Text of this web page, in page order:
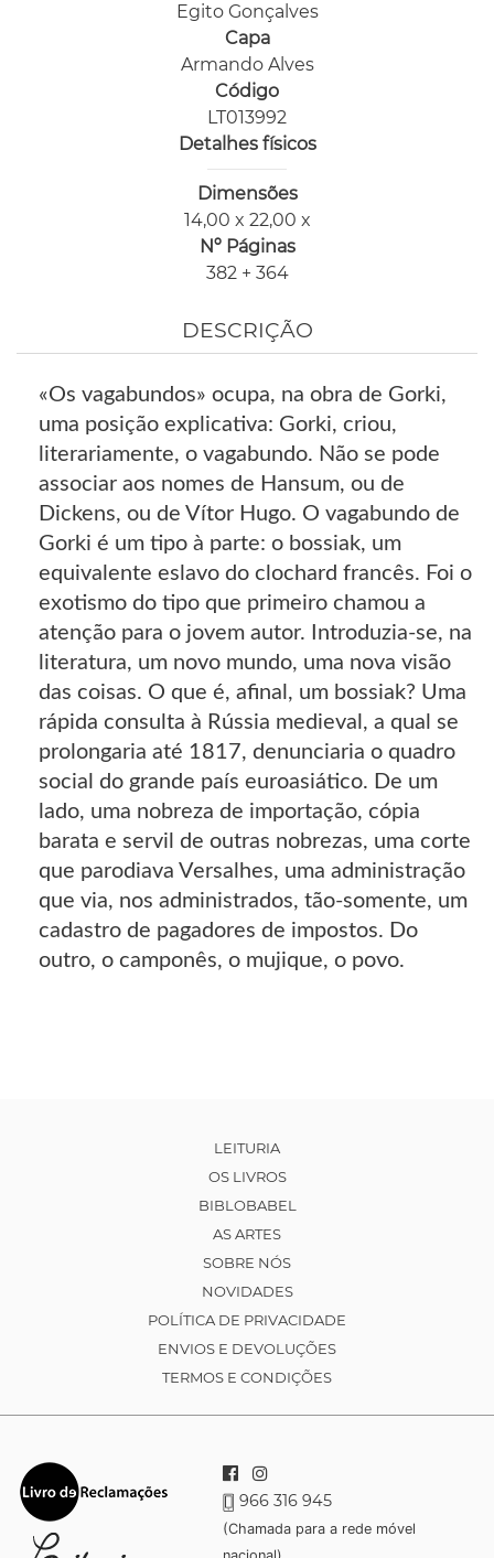
Egito Gonçalves
Capa
Armando Alves
Código
LT013992
Detalhes físicos
Dimensões
14,00 x 22,00 x
Nº Páginas
382 + 364
DESCRIÇÃO
«Os vagabundos» ocupa, na obra de Gorki,
uma posição explicativa: Gorki, criou,
literariamente, o vagabundo. Não se pode
associar aos nomes de Hansum, ou de
Dickens, ou de Vítor Hugo. O vagabundo de
Gorki é um tipo à parte: o bossiak, um
equivalente eslavo do clochard francês. Foi o
exotismo do tipo que primeiro chamou a
atenção para o jovem autor. Introduzia-se, na
literatura, um novo mundo, uma nova visão
das coisas. O que é, afinal, um bossiak? Uma
rápida consulta à Rússia medieval, a qual se
prolongaria até 1817, denunciaria o quadro
social do grande país euroasiático. De um
lado, uma nobreza de importação, cópia
barata e servil de outras nobrezas, uma corte
que parodiava Versalhes, uma administração
que via, nos administrados, tão-somente, um
cadastro de pagadores de impostos. Do
outro, o camponês, o mujique, o povo.
LEITURIA
OS LIVROS
BIBLOBABEL
AS ARTES
SOBRE NÓS
NOVIDADES
POLÍTICA DE PRIVACIDADE
ENVIOS E DEVOLUÇÕES
TERMOS E CONDIÇÕES
966 316 945
(Chamada para a rede móvel